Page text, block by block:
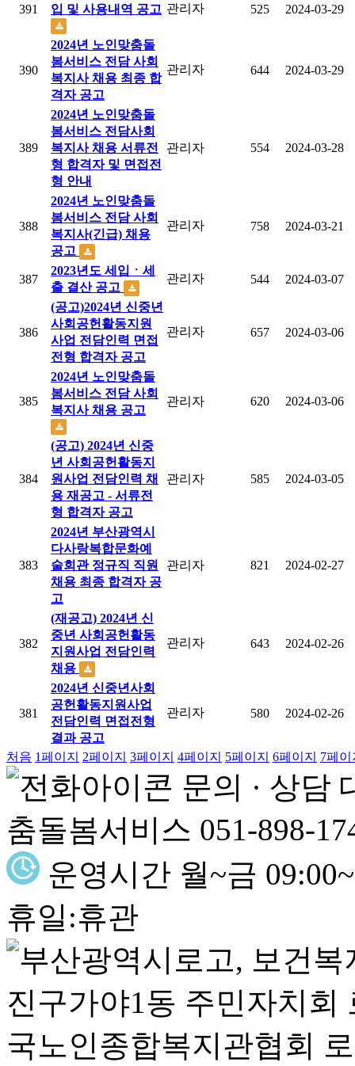
391
입 및 사용내역 공고 관리자 525 2024-03-29
390
2024년 노인맞춤돌
봄서비스 전담 사회
복지사 채용 최종 합
격자 공고
관리자 644 2024-03-29
389
2024년 노인맞춤돌
봄서비스 전담사회
복지사 채용 서류전
형 합격자 및 면접전
형 안내
관리자 554 2024-03-28
388
2024년 노인맞춤돌
봄서비스 전담 사회
복지사(긴급) 채용
공고
관리자 758 2024-03-21
387
2023년도 세입ㆍ세
출 결산 공고
관리자 544 2024-03-07
386
(공고)2024년 신중년
사회공헌활동지원
사업 전담인력 면접
전형 합격자 공고
관리자 657 2024-03-06
385
2024년 노인맞춤돌
봄서비스 전담 사회
복지사 채용 공고
관리자 620 2024-03-06
384
(공고) 2024년 신중
년 사회공헌활동지
원사업 전담인력 채
용 재공고 - 서류전
형 합격자 공고
관리자 585 2024-03-05
383
2024년 부산광역시
다사랑복합문화예
술회관 정규직 직원
채용 최종 합격자 공
고
관리자 821 2024-02-27
382
(재공고) 2024년 신
중년 사회공헌활동
지원사업 전담인력
채용
관리자 643 2024-02-26
381
2024년 신중년사회
공헌활동지원사업
전담인력 면접전형
결과 공고
관리자 580 2024-02-26
처음 1페이지 2페이지 3페이지 4페이지 5페이지 6페이지 7페이
문의 · 상담
춤돌봄서비스 051-898-
운영시간 월~금
휴일:휴관